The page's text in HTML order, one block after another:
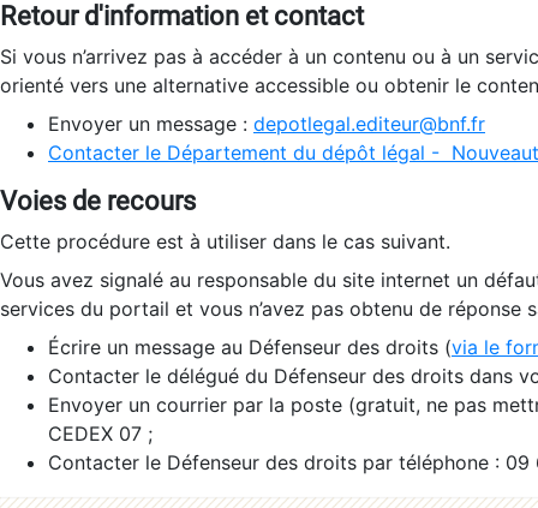
Retour d'information et contact
Si vous n’arrivez pas à accéder à un contenu ou à un
orienté vers une alternative accessible ou obtenir le
Envoyer un message : depotlegal.editeur@bnf.fr
Contacter le Département du dépôt légal -
Voies de recours
Cette procédure est à utiliser dans le cas suivant.
Vous avez signalé au responsable du site internet un
services du portail et vous n’avez pas obtenu de réponse
Écrire un message au Défenseur des droits (via le
Contacter le délégué du Défenseur des droits dans
Envoyer un courrier par la poste (gratuit, ne pas
CEDEX 07 ;
Contacter le Défenseur des droits par téléphone :